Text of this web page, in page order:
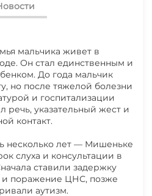
мальчика живет в
Он стал единственным и
До года мальчик
но после тяжелой болезни
и госпитализации
речь, указательный жест и
контакт.
несколько лет — Мишеньке
слуха и консультации в
ставили задержку
и поражение ЦНС, позже
аутизм.
из клиники
ХОВЯКОВА
ХОВЯКОВА
ХОВЯКОВА